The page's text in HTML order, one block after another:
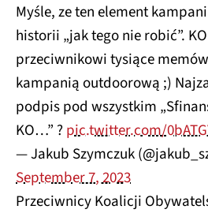
Myśle, ze ten element
historii „jak tego nie robić”.
przeciwnikowi tysiące
kampanią outdoorową ;)
podpis pod wszystkim
KO…” ?pic.twitter.com/
— Jakub Szymczuk
September 7, 2023
Przeciwnicy Koalicji